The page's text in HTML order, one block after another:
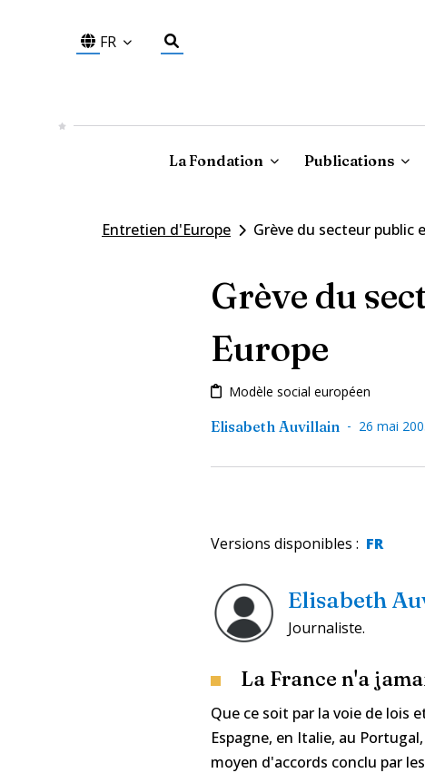
FR
La Fondation Publications
Entretien d'Europe Grève du secteur public
Grève du
Europe
Modèle social européen
Elisabeth Auvillain - 26 mai
Versions disponibles : FR
Elisabeth
Journaliste.
La France n'a
Que ce soit par la voie de lois
Espagne, en Italie, au
moyen d'accords conclu par